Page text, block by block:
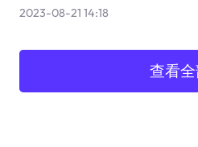
2023-08-21 14:18
查看